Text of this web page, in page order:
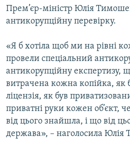
Прем’єр-міністр Юлія
антикорупційну перевірку.
«Я б хотіла щоб ми на рівні
провели спеціальний
антикорупційну експертизу,
витрачена кожна копійка, як
ліцензія, як був
приватні руки кожен об’єкт,
від цього знайшла, і що від
держава», – наголосила